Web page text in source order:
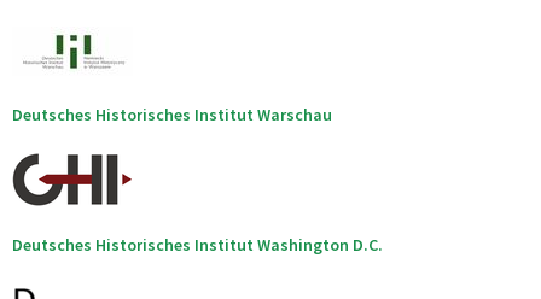
Deutsches Historisches Institut Warschau
Deutsches Historisches Institut Washington D.C.